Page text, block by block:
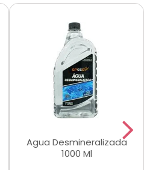
Agua Desmineralizada
1000 Ml